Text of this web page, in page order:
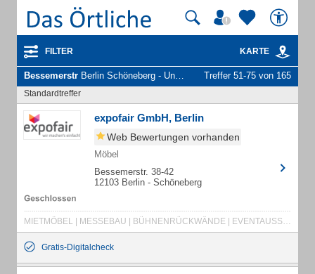
FILTER KARTE
Bessemerstr Berlin Schöneberg - Unternehmen und Personen Treffer 51-75 von 165
Standardtreffer
expofair GmbH, Berlin
Web Bewertungen vorhanden
Möbel
Bessemerstr. 38-42
12103 Berlin - Schöneberg
MIETMÖBEL | MESSEBAU | BÜHNENRÜCKWÄNDE | EVENTAUSSTATTUNG | DESIGNERMÖBEL MIETEN | DEKORATIONSBAU | MESSESTAND MIETEN | DIGITALES STUDIO | MÖBEL MIETEN
Gratis-Digitalcheck